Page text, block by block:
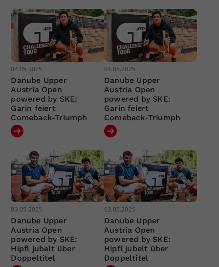
04.05.2025
Danube Upper
Austria Open
powered by SKE:
Garin feiert
Comeback-Triumph
04.05.2025
Danube Upper
Austria Open
powered by SKE:
Garin feiert
Comeback-Triumph
03.05.2025
Danube Upper
Austria Open
powered by SKE:
Hipfl jubelt über
Doppeltitel
03.05.2025
Danube Upper
Austria Open
powered by SKE:
Hipfl jubelt über
Doppeltitel